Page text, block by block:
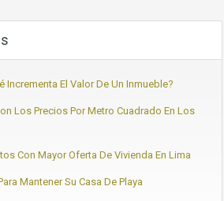
Incrementa El Valor De Un Inmueble?
Los Precios Por Metro Cuadrado En Los
Con Mayor Oferta De Vivienda En Lima
Mantener Su Casa De Playa